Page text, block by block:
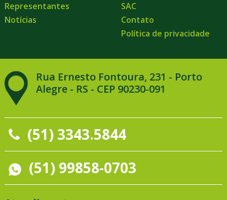
Representantes
Notícias
SAC
Contato
Política de privacidade
Rua Ernesto Fontoura, 231 - Porto
Alegre - RS - CEP 90230-091
(51) 3343.5844
(51) 99858-0703